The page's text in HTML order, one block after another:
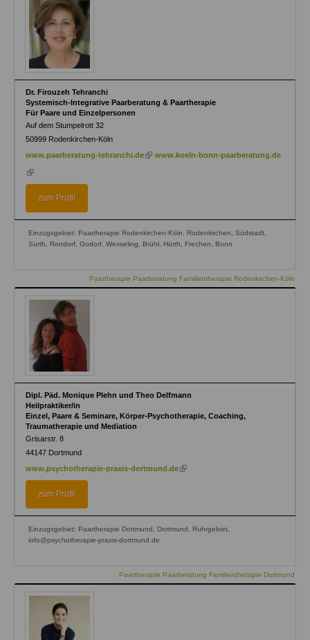
Dr. Firouzeh Tehranchi
Systemisch-Integrative Paarberatung & Paartherapie
Für Paare und Einzelpersonen
Auf dem Stumpelrott 32
50999 Rodenkirchen-Köln
www.paarberatung-tehranchi.de (linkwww.koeln-bonn-paarberatung.de
(link
zum Profil
Einzugsgebiet: Paartherapie Rodenkirchen-Köln, Rodenkirchen, Südstadt,
Sürth, Rondorf, Godorf, Wesseling, Brühl, Hürth, Frechen, Bonn
Paartherapie Paarberatung Familientherapie Rodenkirchen-Köln
Dipl. Päd. Monique Plehn und Theo Delfmann
Heilpraktiker/in
Einzel, Paare & Seminare, Körper-Psychotherapie, Coaching,
Traumatherapie und Mediation
Grisarstr. 8
44147 Dortmund
www.psychotherapie-praxis-dortmund.de (link
zum Profil
Einzugsgebiet: Paartherapie Dortmund, Dortmund, Ruhrgebiet,
info@psychotherapie-praxis-dortmund.de
Paartherapie Paarberatung Familientherapie Dortmund